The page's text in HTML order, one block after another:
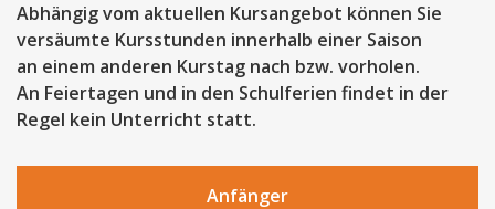
Abhängig vom aktuellen Kursangebot können Sie
versäumte Kursstunden innerhalb einer Saison
an einem anderen Kurstag nach bzw. vorholen.
An Feiertagen und in den Schulferien findet in der
Regel kein Unterricht statt.
Anfänger